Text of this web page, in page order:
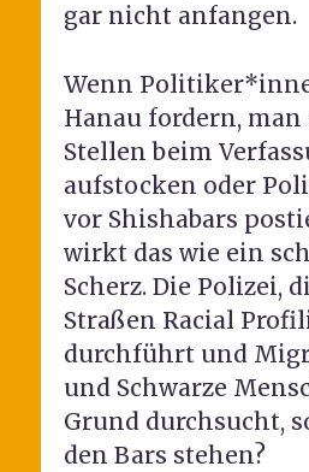
gar nicht anfangen.
Wenn
Hanau fordern, man
Stellen beim
aufstocken oder
vor Shishabars
wirkt das wie ein
Scherz. Die Polizei,
Straßen Racial
durchführt und
und Schwarze
Grund durchsucht,
den Bars stehen?